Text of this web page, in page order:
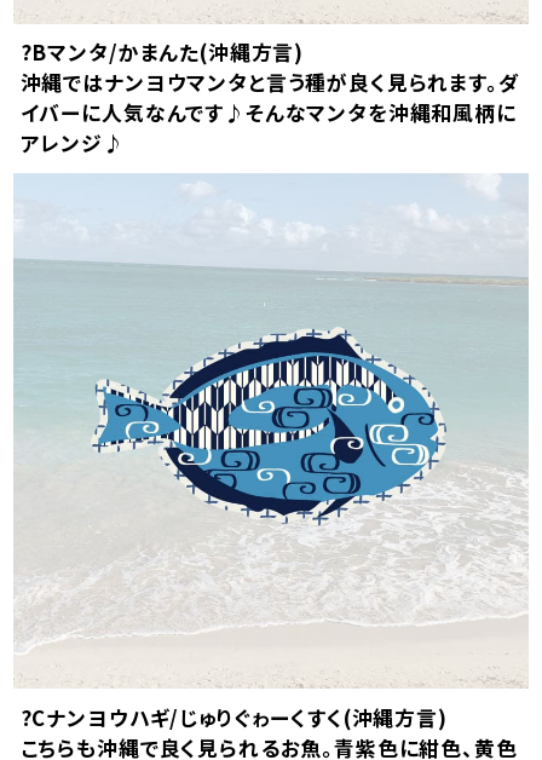
color size
レッド
?Bマンタ/かまんた(沖縄方言)
沖縄ではナンヨウマンタと言う種が良く見られます。ダ
イバーに人気なんです♪そんなマンタを沖縄和風柄に
アレンジ♪
?Cナンヨウハギ/じゅりぐゎーくすく(沖縄方言)
こちらも沖縄で良く見られるお魚。青紫色に紺色、黄色